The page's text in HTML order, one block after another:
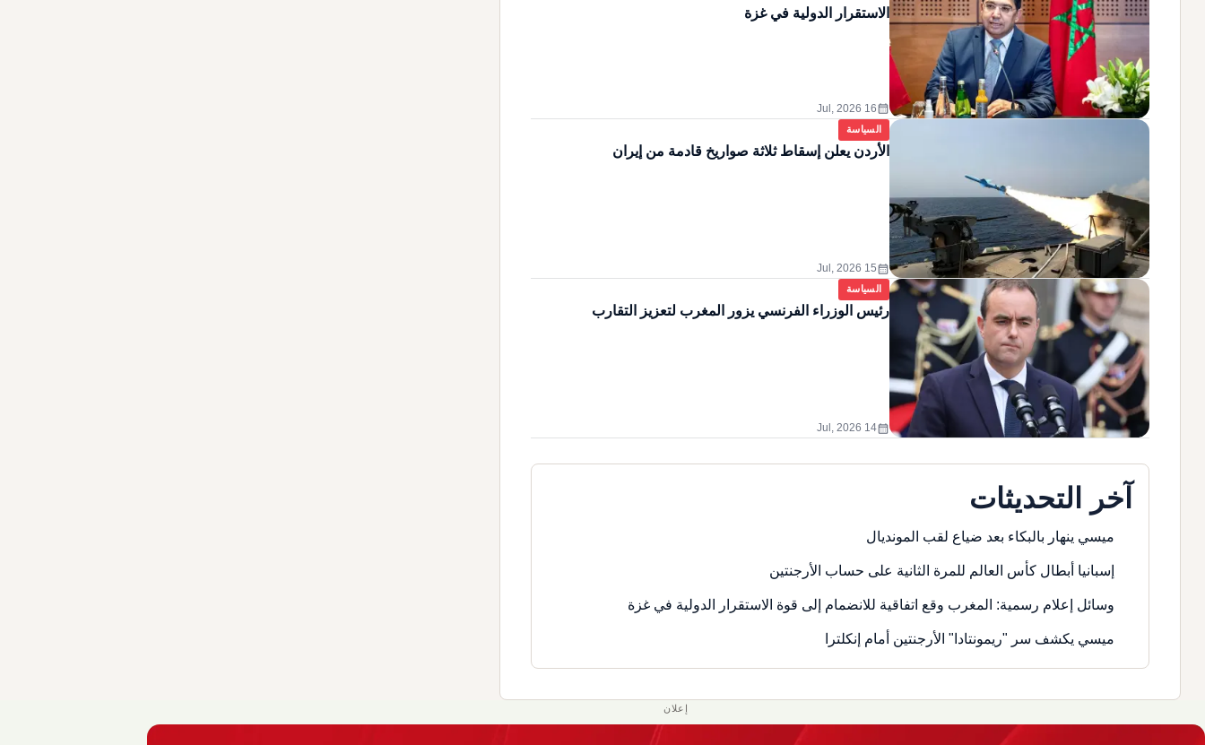
الاستقرار الدولية في غزة
calendar_month
16 Jul, 2026
السياسة
الأردن يعلن إسقاط ثلاثة صواريخ قادمة من إيران
calendar_month
15 Jul, 2026
السياسة
رئيس الوزراء الفرنسي يزور المغرب لتعزيز التقارب
calendar_month
14 Jul, 2026
آخر التحديثات
ميسي ينهار بالبكاء بعد ضياع لقب المونديال
إسبانيا أبطال كأس العالم للمرة الثانية على حساب الأرجنتين
وسائل إعلام رسمية: المغرب وقع اتفاقية للانضمام إلى قوة الاستقرار الدولية في غزة
ميسي يكشف سر "ريمونتادا" الأرجنتين أمام إنكلترا
إعلان